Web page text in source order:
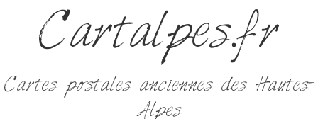
Cartalpes.fr
Cartes postales anciennes des Hautes-
Alpes